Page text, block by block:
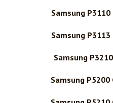
Samsung P3110
Samsung P3113
Samsung
Samsung P5200